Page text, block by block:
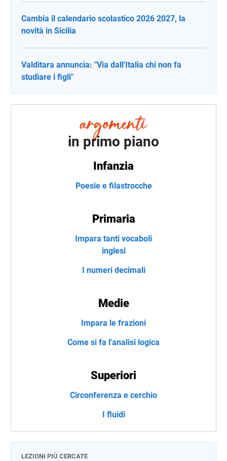
Cambia il calendario scolastico 2026 2027, la
novità in Sicilia
Valditara annuncia: "Via dall'Italia chi non fa
studiare i figli"
in primo piano
Infanzia
Poesie e filastrocche
Primaria
Impara tanti vocaboli
inglesi
I numeri decimali
Medie
Impara le frazioni
Come si fa l'analisi logica
Superiori
Circonferenza e cerchio
I fluidi
LEZIONI PIÙ CERCATE